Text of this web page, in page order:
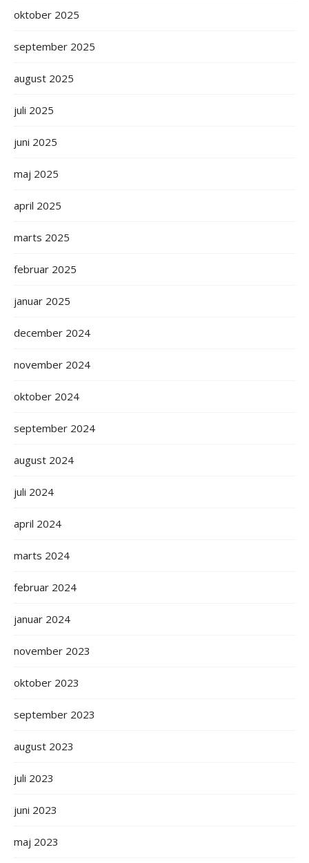
oktober 2025
september 2025
august 2025
juli 2025
juni 2025
maj 2025
april 2025
marts 2025
februar 2025
januar 2025
december 2024
november 2024
oktober 2024
september 2024
august 2024
juli 2024
april 2024
marts 2024
februar 2024
januar 2024
november 2023
oktober 2023
september 2023
august 2023
juli 2023
juni 2023
maj 2023